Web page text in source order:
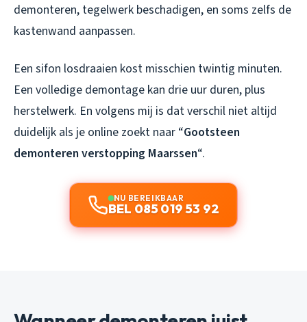
demonteren, tegelwerk beschadigen, en soms zelfs de
kastenwand aanpassen.
Een sifon losdraaien kost misschien twintig minuten.
Een volledige demontage kan drie uur duren, plus
herstelwerk. En volgens mij is dat verschil niet altijd
duidelijk als je online zoekt naar “Gootsteen
demonteren verstopping Maarssen“.
NU BEREIKBAAR
BEL 085 019 53 92